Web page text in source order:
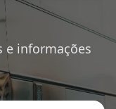
e informações